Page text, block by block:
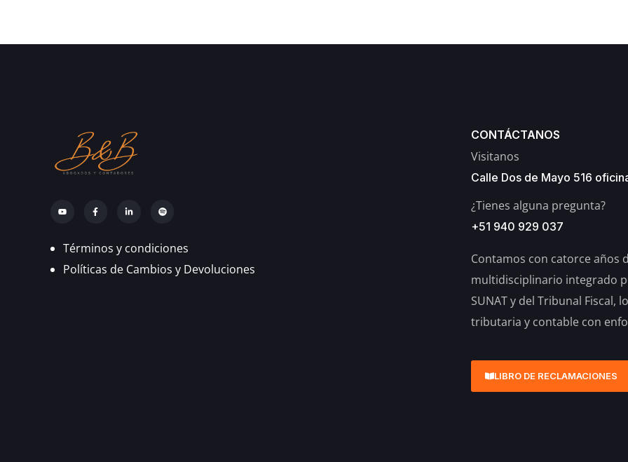
Términos y condiciones
Políticas de Cambios y Devoluciones
CONTÁCTANOS
Visitanos
Calle Dos de Mayo 516
¿Tienes alguna pregunta?
+51 940 929 037
Contamos con catorce años
multidisciplinario integrado
SUNAT y del Tribunal Fiscal,
tributaria y contable con
LIBRO DE RECLAMACIONES